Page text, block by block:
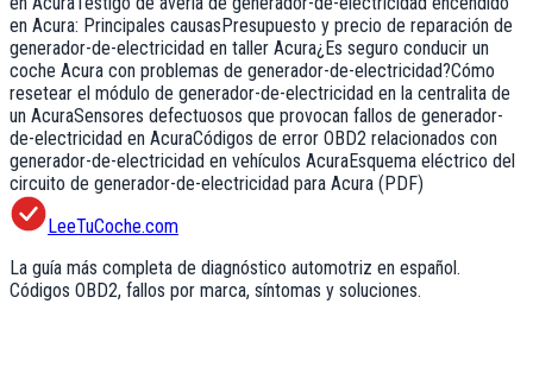
en Acura: Principales causasPresupuesto y precio de reparación de
generador-de-electricidad en taller Acura¿Es seguro conducir un
coche Acura con problemas de generador-de-electricidad?Cómo
resetear el módulo de generador-de-electricidad en la centralita de
un AcuraSensores defectuosos que provocan fallos de generador-
de-electricidad en AcuraCódigos de error OBD2 relacionados con
generador-de-electricidad en vehículos AcuraEsquema eléctrico del
circuito de generador-de-electricidad para Acura (PDF)
LeeTuCoche.com
La guía más completa de diagnóstico automotriz en español.
Códigos OBD2, fallos por marca, síntomas y soluciones.